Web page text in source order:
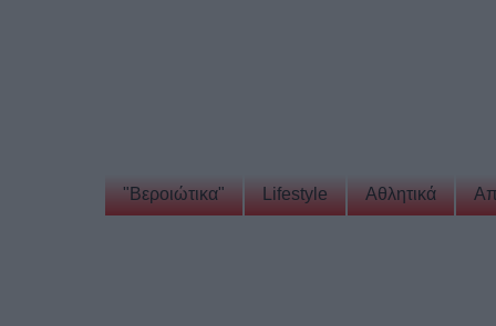
"Βεροιώτικα" Lifestyle Αθλητικά